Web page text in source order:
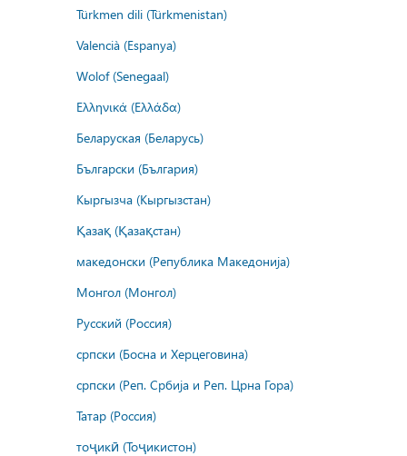
Türkmen dili (Türkmenistan)
Valencià (Espanya)
Wolof (Senegaal)
Ελληνικά (Ελλάδα)
Беларуская (Беларусь)
Български (България)
Кыргызча (Кыргызстан)
Қазақ (Қазақстан)
македонски (Република Македонија)
Монгол (Монгол)
Русский (Россия)
српски (Босна и Херцеговина)
српски (Реп. Србија и Реп. Црна Гора)
Татар (Россия)
тоҷикӣ (Тоҷикистон)